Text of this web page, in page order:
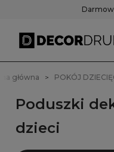
główna POKÓJ
Poduszki
dzieci